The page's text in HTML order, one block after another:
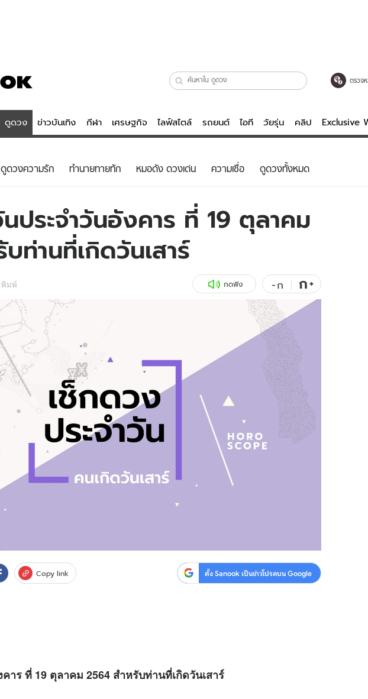
ตรวจ
ดูดวง ข่าวบันเทิง กีฬา เศรษฐกิจ ไลฟ์สไตล์ รถยนต์ ไอที วัยรุ่น คลิป Exclusive
ดูดวง - ตรวจหวย
สถิติหวยไทย
หวยลาว
ไลฟ์สไตล์
ผู้ชาย
วัยรุ่น
ไอที
รถยนต์
สุขภาพ
Sanook Choice
เกมส์
ดูทีวี
WeTV
ติดตามสนุกโซเชียลได้ที่
จอร์ (ประเทศไทย) จำกัด
ดูดวงความรัก ทํานายทายทัก หมอดัง ดวงเด่น ความเชื่อ ดูดวงทั้งหมด
ประจำวันอังคาร ที่ 19 ตุลาคม
ท่านที่เกิดวันเสาร์
พิมพ์ กดฟัง -ก ก+
Copy link ตั้ง Sanook เป็นข่าวโปรดบน Google
คาร ที่ 19 ตุลาคม 2564 สำหรับท่านที่เกิดวันเสาร์